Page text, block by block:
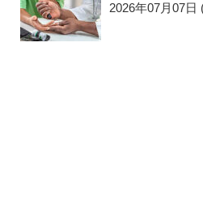
2026年07月07日